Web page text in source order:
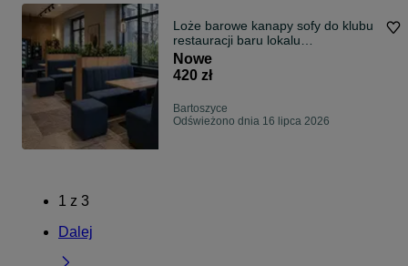
Loże barowe kanapy sofy do klubu
restauracji baru lokalu
PRODUCENT
Nowe
420 zł
Bartoszyce
Odświeżono dnia 16 lipca 2026
1 z 3
Dalej